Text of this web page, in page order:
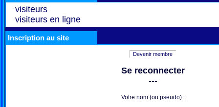
visiteurs
visiteurs en ligne
Inscription au site
Devenir membre
Se reconnecter
---
Votre nom (ou pseudo) :